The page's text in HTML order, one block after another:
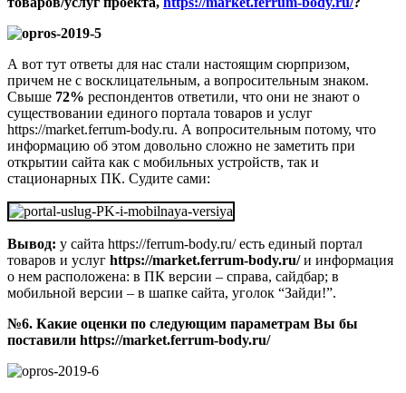
А вот тут ответы для нас стали настоящим сюрпризом,
причем не с восклицательным, а вопросительным знаком.
Свыше 72% респондентов ответили, что они не знают о
существовании единого портала товаров и услуг
https://market.ferrum-body.ru. А вопросительным потому, что
информацию об этом довольно сложно не заметить при
открытии сайта как с мобильных устройств, так и
стационарных ПК. Судите сами:
Вывод: у сайта https://ferrum-body.ru/ есть единый портал
товаров и услуг https://market.ferrum-body.ru/и информация
о нем расположена: в ПК версии – справа, сайдбар; в
мобильной версии – в шапке сайта, уголок “Зайди!”.
№6. Какие оценки по следующим параметрам Вы бы
поставили https://market.ferrum-body.ru/